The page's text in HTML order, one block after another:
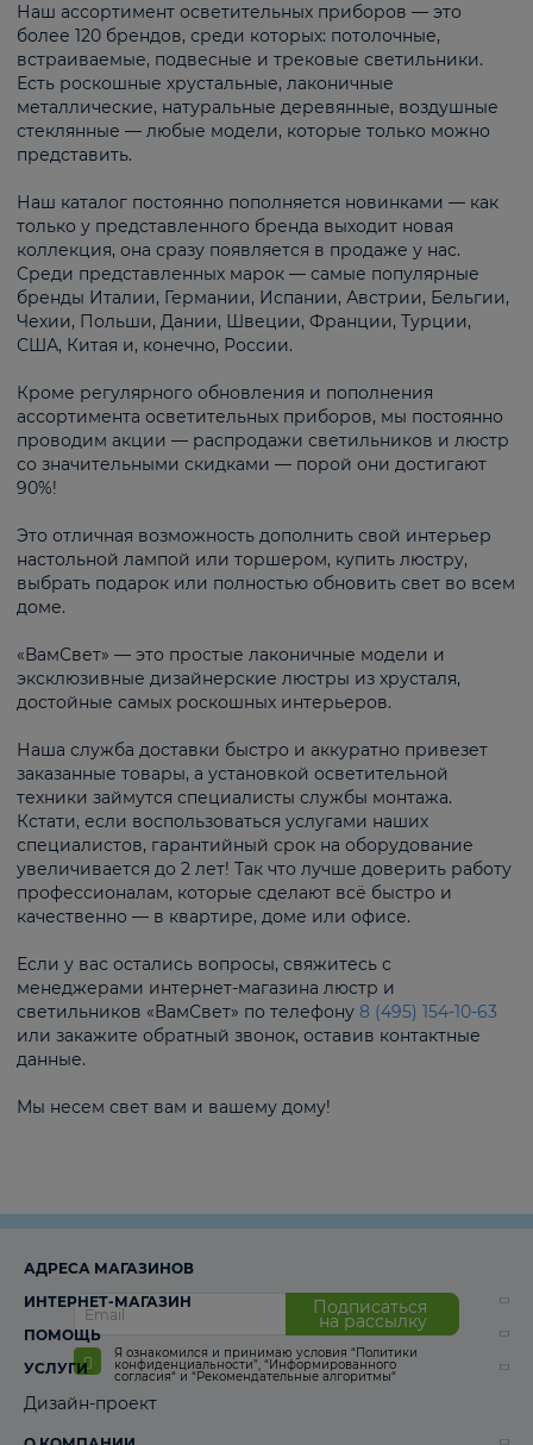
Наш ассортимент осветительных приборов — это
более 120 брендов, среди которых: потолочные,
встраиваемые, подвесные и трековые светильники.
Есть роскошные хрустальные, лаконичные
металлические, натуральные деревянные, воздушные
стеклянные — любые модели, которые только можно
представить.
Наш каталог постоянно пополняется новинками — как
только у представленного бренда выходит новая
коллекция, она сразу появляется в продаже у нас.
Среди представленных марок — самые популярные
бренды Италии, Германии, Испании, Австрии, Бельгии,
Чехии, Польши, Дании, Швеции, Франции, Турции,
США, Китая и, конечно, России.
Кроме регулярного обновления и пополнения
ассортимента осветительных приборов, мы постоянно
проводим акции — распродажи светильников и люстр
со значительными скидками — порой они достигают
90%!
Это отличная возможность дополнить свой интерьер
настольной лампой или торшером, купить люстру,
выбрать подарок или полностью обновить свет во всем
доме.
«ВамСвет» — это простые лаконичные модели и
эксклюзивные дизайнерские люстры из хрусталя,
достойные самых роскошных интерьеров.
Наша служба доставки быстро и аккуратно привезет
заказанные товары, а установкой осветительной
техники займутся специалисты службы монтажа.
Кстати, если воспользоваться услугами наших
специалистов, гарантийный срок на оборудование
увеличивается до 2 лет! Так что лучше доверить работу
профессионалам, которые сделают всё быстро и
качественно — в квартире, доме или офисе.
Если у вас остались вопросы, свяжитесь с
менеджерами интернет-магазина люстр и
светильников «ВамСвет» по телефону 8 (495) 154-10-63
или закажите обратный звонок, оставив контактные
данные.
Мы несем свет вам и вашему дому!
Подписаться
на рассылку
Я ознакомился и принимаю условия “Политики
конфиденциальности”, “Информированного
согласия“ и “Рекомендательные алгоритмы“
АДРЕСА МАГАЗИНОВ
ИНТЕРНЕТ-МАГАЗИН
ПОМОЩЬ
УСЛУГИ
Дизайн-проект